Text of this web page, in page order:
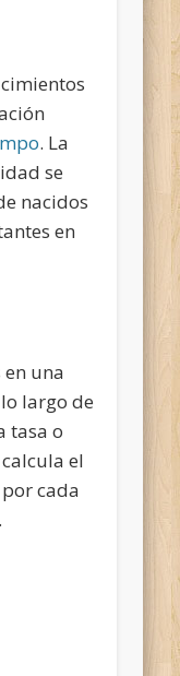
. La
se
nacidos
en
una
largo de
tasa o
el
cada